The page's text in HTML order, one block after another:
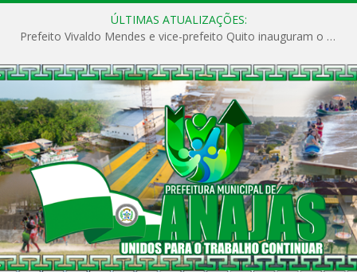
ÚLTIMAS ATUALIZAÇÕES:
Prefeito Vivaldo Mendes e vice-prefeito Quito inauguram o CAPS e fortalecem a saúde pública em Anajás.